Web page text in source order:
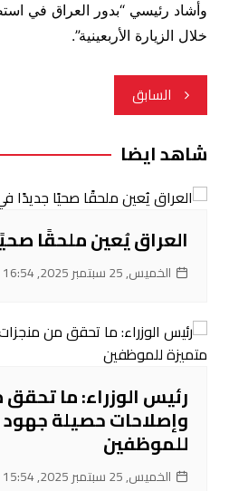
وأشاد رئيسي “بدور العراق في
خلال الزيارة الأربعينية”.
تصفّح
المقالات
السابق
شاهد ايضا
العراق يُعين ملحقًا
الخميس, 25 سبتمبر 2025, 16:54
رئيس الوزراء: ما
وإصلاحات حصيلة
للموظفين
الخميس, 25 سبتمبر 2025, 15:54